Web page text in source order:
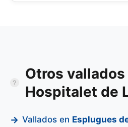
Otros vallados
Hospitalet de
Vallados en Esplugues